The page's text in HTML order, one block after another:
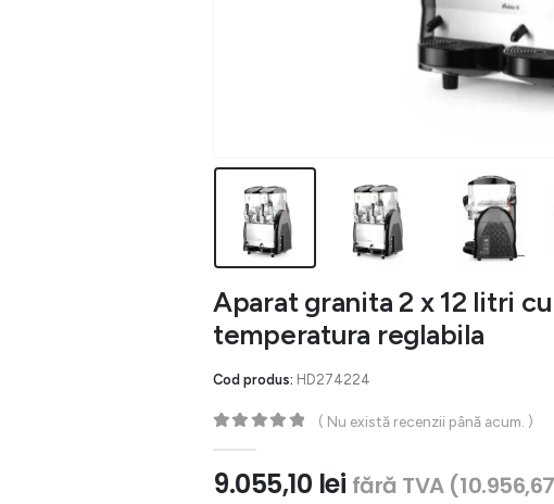
Aparat granita 2 x 12 litri
temperatura reglabila
Cod produs: HD274224
( Nu există recenzii până acum. )
9.055,10 lei fără TVA (10.956,67